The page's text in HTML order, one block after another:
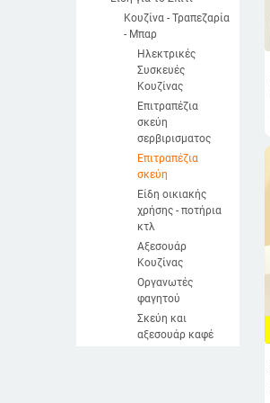
Κουζίνα - Τραπεζαρία
- Μπαρ
Ηλεκτρικές
Συσκευές
Κουζίνας
Επιτραπέζια
σκεύη
σερβιρισματος
Επιτραπέζια
σκεύη
Είδη οικιακής
χρήσης - ποτήρια
κτλ
Αξεσουάρ
Κουζίνας
Οργανωτές
φαγητού
Σκεύη και
αξεσουάρ καφέ